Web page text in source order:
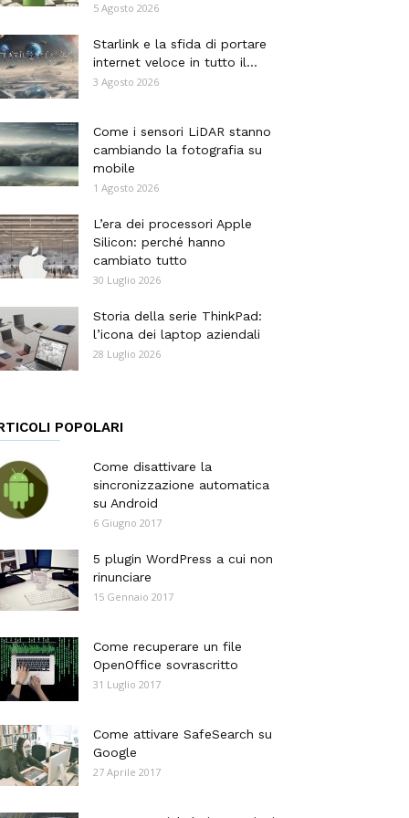
5 Agosto 2026
Starlink e la sfida di portare
internet veloce in tutto il...
3 Agosto 2026
Come i sensori LiDAR stanno
cambiando la fotografia su
mobile
1 Agosto 2026
L’era dei processori Apple
Silicon: perché hanno
cambiato tutto
30 Luglio 2026
Storia della serie ThinkPad:
l’icona dei laptop aziendali
28 Luglio 2026
POPOLARI
Come disattivare la
sincronizzazione automatica
su Android
6 Giugno 2017
5 plugin WordPress a cui non
rinunciare
15 Gennaio 2017
Come recuperare un file
OpenOffice sovrascritto
31 Luglio 2017
Come attivare SafeSearch su
Google
27 Aprile 2017